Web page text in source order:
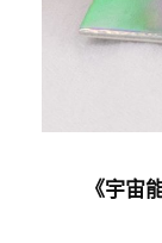
《宇宙